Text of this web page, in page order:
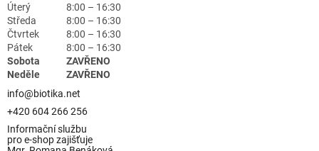
Úterý
8:00 – 16:30
Středa
8:00 – 16:30
Čtvrtek
8:00 – 16:30
Pátek
8:00 – 16:30
Sobota
ZAVŘENO
Neděle
ZAVŘENO
info@biotika.net
+420 604 266 256
Informační službu
pro e-shop zajišťuje